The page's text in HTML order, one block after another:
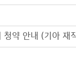
청약 안내 (기아 재